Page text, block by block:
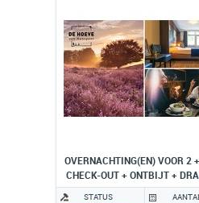
OVERNACHTING(EN) VOOR 2
CHECK-OUT + ONTBIJT +
STATUS